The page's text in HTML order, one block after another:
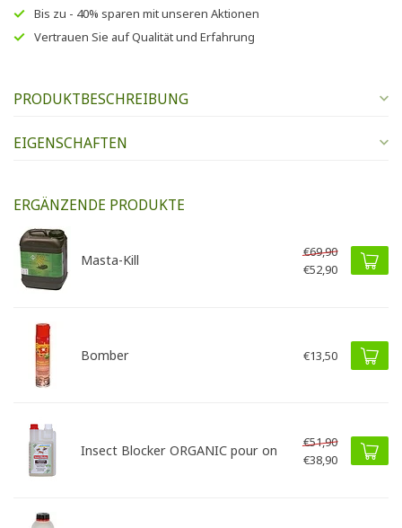
Bis zu - 40% sparen mit unseren Aktionen
Vertrauen Sie aufQualität und Erfahrung
PRODUKTBESCHREIBUNG
EIGENSCHAFTEN
ERGÄNZENDE PRODUKTE
Masta-Kill
€69,90
€52,90
Bomber €13,50
Insect Blocker ORGANIC pour on
€51,90
€38,90